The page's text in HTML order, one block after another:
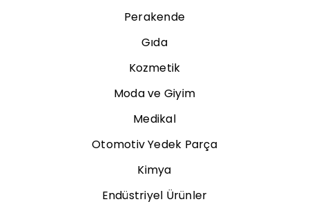
Perakende
Gıda
Kozmetik
Moda ve Giyim
Medikal
Otomotiv Yedek Parça
Kimya
Endüstriyel Ürünler